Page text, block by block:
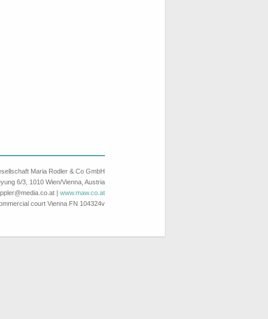
Maria Rodler & Co GmbH
6/3, 1010 Wien/Vienna, Austria
ppl r dia co at| www.maw.co.at
court Vienna FN 104324v